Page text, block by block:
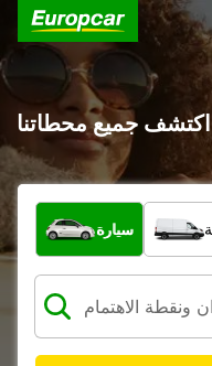
جميع محطاتنا
ما نوع المركبة؟
سيارة